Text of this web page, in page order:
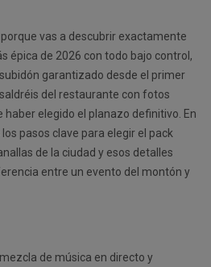
vas a descubrir exactamente
épica de 2026 con todo bajo control,
garantizado desde el primer
del restaurante con fotos
haber elegido el planazo definitivo. En
pasos clave para elegir el pack
de la ciudad y esos detalles
entre un evento del montón y
de música en directo y